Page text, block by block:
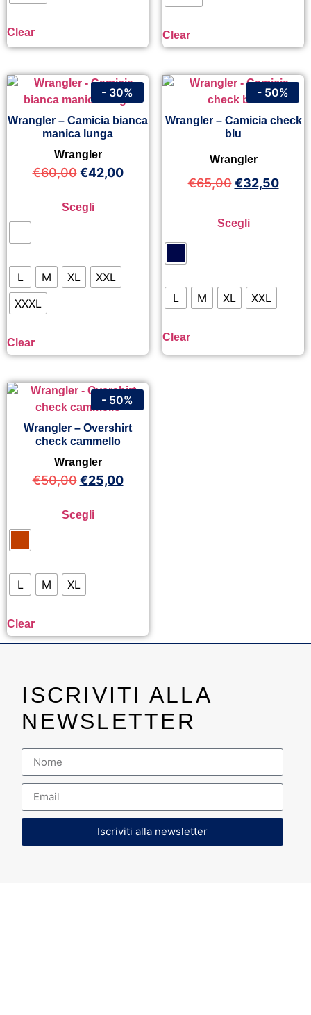
Clear Clear
Wrangler – Camicia bianca
manica lunga
Wrangler
€60,00 €42,00
Scegli
L M XL
XXL
XXXL
Clear
- 30%
Wrangler – Camicia check
blu
Wrangler
€65,00 €32,50
Scegli
L M XL XXL
Clear
- 50%
Wrangler – Overshirt
check cammello
Wrangler
€50,00 €25,00
Scegli
L M XL
Clear
- 50%
ISCRIVITI ALLA
NEWSLETTER
Iscriviti alla newsletter